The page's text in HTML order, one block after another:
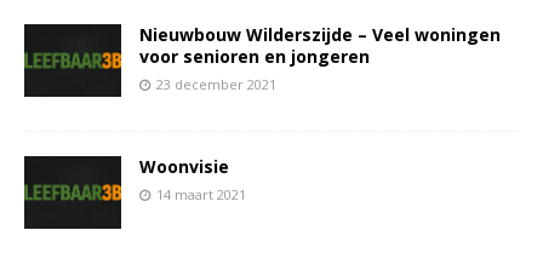
Nieuwbouw Wilderszijde – Veel woningen
voor senioren en jongeren
23 december 2021
Woonvisie
14 maart 2021